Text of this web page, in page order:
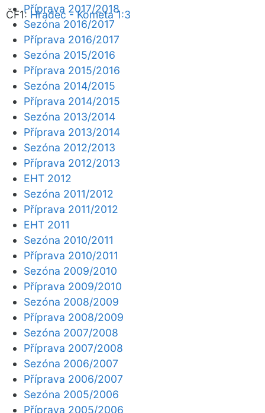
ČF1: Hradec - Kometa 1:3
Příprava 2017/2018
Sezóna 2016/2017
Příprava 2016/2017
Sezóna 2015/2016
Příprava 2015/2016
Sezóna 2014/2015
Příprava 2014/2015
Sezóna 2013/2014
Příprava 2013/2014
Sezóna 2012/2013
Příprava 2012/2013
EHT 2012
Sezóna 2011/2012
Příprava 2011/2012
EHT 2011
Sezóna 2010/2011
Příprava 2010/2011
Sezóna 2009/2010
Příprava 2009/2010
Sezóna 2008/2009
Příprava 2008/2009
Sezóna 2007/2008
Příprava 2007/2008
Sezóna 2006/2007
Příprava 2006/2007
Sezóna 2005/2006
Příprava 2005/2006